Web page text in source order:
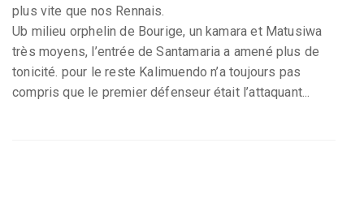
plus vite que nos Rennais.
Ub milieu orphelin de Bourige, un kamara et Matusiwa
très moyens, l’entrée de Santamaria a amené plus de
tonicité. pour le reste Kalimuendo n’a toujours pas
compris que le premier défenseur était l’attaquant...